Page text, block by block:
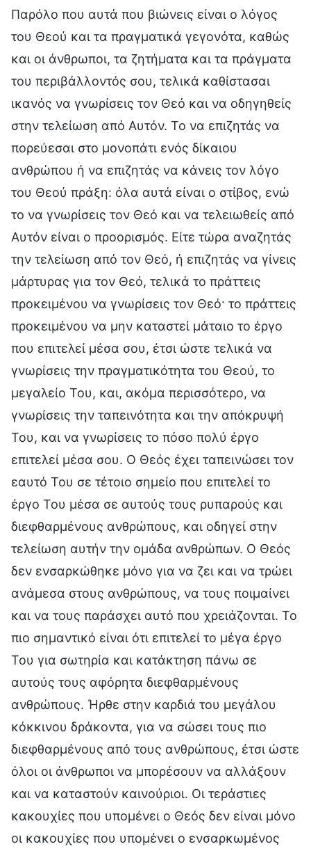
Παρόλο που αυτά που βιώνεις είναι ο λόγος
του Θεού και τα πραγματικά γεγονότα, καθώς
και οι άνθρωποι, τα ζητήματα και τα πράγματα
του περιβάλλοντός σου, τελικά καθίστασαι
ικανός να γνωρίσεις τον Θεό και να οδηγηθείς
στην τελείωση από Αυτόν. Το να επιζητάς να
πορεύεσαι στο μονοπάτι ενός δίκαιου
ανθρώπου ή να επιζητάς να κάνεις τον λόγο
του Θεού πράξη: όλα αυτά είναι ο στίβος, ενώ
το να γνωρίσεις τον Θεό και να τελειωθείς από
Αυτόν είναι ο προορισμός. Είτε τώρα αναζητάς
την τελείωση από τον Θεό, ή επιζητάς να γίνεις
μάρτυρας για τον Θεό, τελικά το πράττεις
προκειμένου να γνωρίσεις τον Θεό· το πράττεις
προκειμένου να μην καταστεί μάταιο το έργο
που επιτελεί μέσα σου, έτσι ώστε τελικά να
γνωρίσεις την πραγματικότητα του Θεού, το
μεγαλείο Του, και, ακόμα περισσότερο, να
γνωρίσεις την ταπεινότητα και την απόκρυψή
Του, και να γνωρίσεις το πόσο πολύ έργο
επιτελεί μέσα σου. Ο Θεός έχει ταπεινώσει τον
εαυτό Του σε τέτοιο σημείο που επιτελεί το
έργο Του μέσα σε αυτούς τους ρυπαρούς και
διεφθαρμένους ανθρώπους, και οδηγεί στην
τελείωση αυτήν την ομάδα ανθρώπων. Ο Θεός
δεν ενσαρκώθηκε μόνο για να ζει και να τρώει
ανάμεσα στους ανθρώπους, να τους ποιμαίνει
και να τους παράσχει αυτό που χρειάζονται. Το
πιο σημαντικό είναι ότι επιτελεί το μέγα έργο
Του για σωτηρία και κατάκτηση πάνω σε
αυτούς τους αφόρητα διεφθαρμένους
ανθρώπους. Ήρθε στην καρδιά του μεγάλου
κόκκινου δράκοντα, για να σώσει τους πιο
διεφθαρμένους από τους ανθρώπους, έτσι ώστε
όλοι οι άνθρωποι να μπορέσουν να αλλάξουν
και να καταστούν καινούριοι. Οι τεράστιες
κακουχίες που υπομένει ο Θεός δεν είναι μόνο
οι κακουχίες που υπομένει ο ενσαρκωμένος